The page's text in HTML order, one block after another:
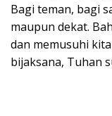
Bagi teman, bagi
maupun dekat.
dan memusuhi
bijaksana, Tuhan